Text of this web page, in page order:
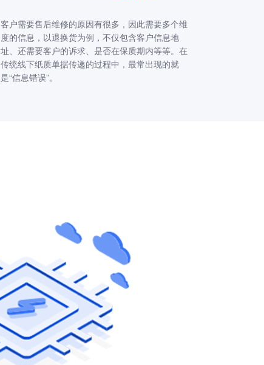
客户需要售后维修的原因有很多，因此需要多个维
度的信息，以退换货为例，不仅包含客户信息地
址、还需要客户的诉求、是否在保质期内等等。在
传统线下纸质单据传递的过程中，最常出现的就
是“信息错误”。